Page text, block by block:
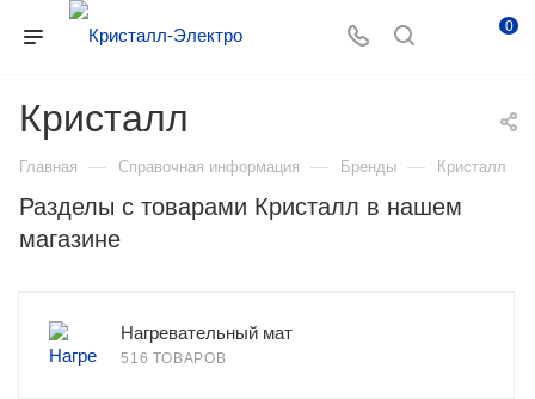
0
Кристалл
Главная — Справочная информация — Бренды — Кристалл
Разделы с товарами Кристалл в нашем
магазине
Нагревательный мат
516 ТОВАРОВ